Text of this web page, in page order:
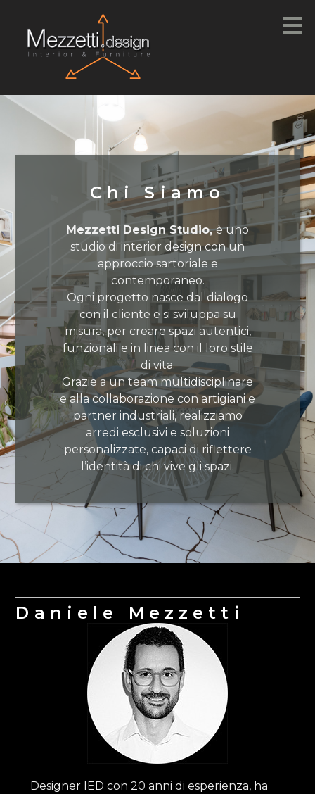
contenuti
principali
Chi Siamo
Mezzetti Design Studio,è uno
studio di interior design con un
approccio sartoriale e
contemporaneo.
Ogni progetto nasce dal dialogo
con il cliente e si sviluppa su
misura, per creare spazi autentici,
funzionali e in linea con il loro stile
di vita.
Grazie a un team multidisciplinare
e alla collaborazione con artigiani e
partner industriali, realizziamo
arredi esclusivi e soluzioni
personalizzate, capaci di riflettere
l’identità di chi vive gli spazi.
Daniele Mezzetti
Designer IED con 20 anni di esperienza, ha